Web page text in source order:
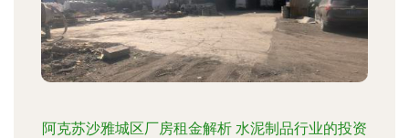
阿克苏沙雅城区厂房租金解析 水泥制品行业的投资